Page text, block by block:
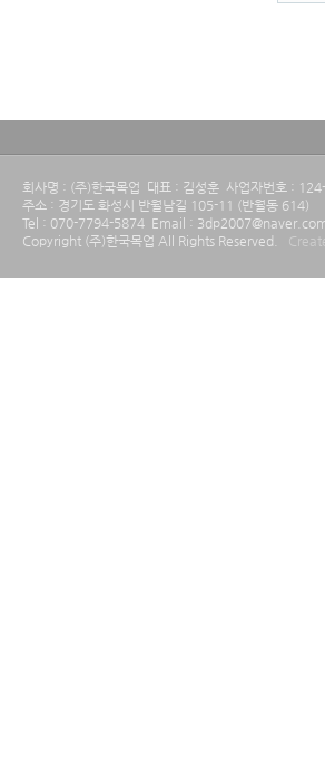
회사명 : (주)한국목업 대표 : 김성훈 사업자번호 :
주소 : 경기도 화성시 반월남길 105-11 (반월동 614)
Tel : 070-7794-5874 Email :
Copyright (주)한국목업 All Rights Reserved.